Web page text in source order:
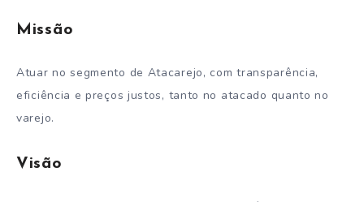
Missão
Atuar no segmento de Atacarejo, com transparência,
eficiência e preços justos, tanto no atacado quanto no
varejo.
Visão